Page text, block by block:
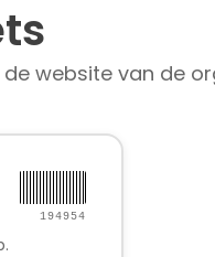
website van de
194954